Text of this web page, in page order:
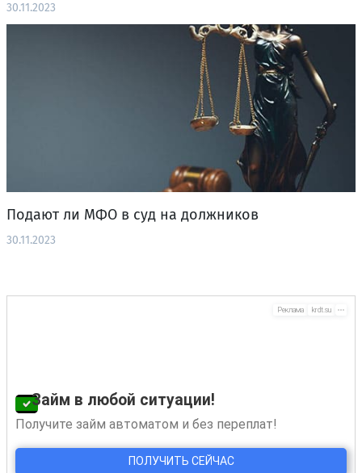
30.11.2023
Подают ли МФО в суд на должников
30.11.2023